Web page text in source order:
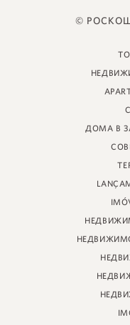
УЛИЦА
©
ДОМА В